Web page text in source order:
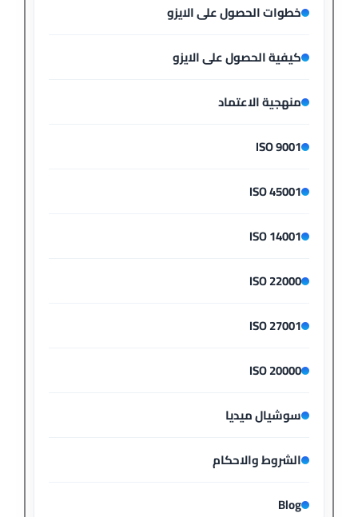
خطوات الحصول على الايزو
كيفية الحصول على الايزو
منهجية الاعتماد
ISO 9001
ISO 45001
ISO 14001
ISO 22000
ISO 27001
ISO 20000
سوشيال ميديا
الشروط والاحكام
Blog